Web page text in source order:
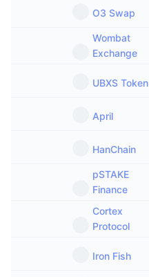
O3 Swap
Wombat
Exchange
UBXS Token
April
HanChain
pSTAKE
Finance
Cortex
Protocol
Iron Fish